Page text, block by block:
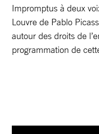
Impromptus à deux
Louvre de Pablo
autour des droits de
programmation de